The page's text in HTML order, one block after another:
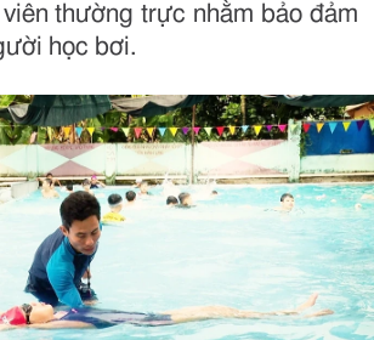
thường trực nhằm bảo đảm
học bơi.